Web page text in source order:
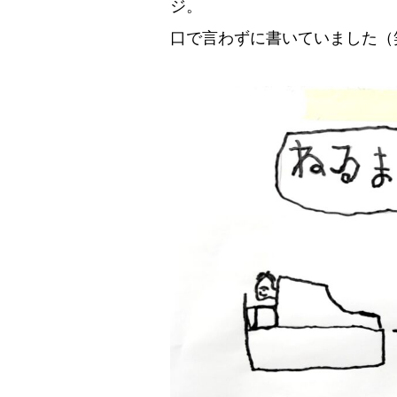
ジ。
口で言わずに書いていました